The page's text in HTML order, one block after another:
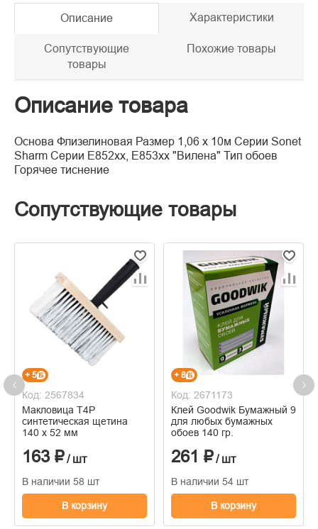
Описание Характеристики
Сопутствующие
товары
Похожие товары
Описание товара
Основа Флизелиновая Размер 1,06 х 10м Серии Sonet
Sharm Серии Е852xx, E853xx "Вилена" Тип обоев
Горячее тиснение
Сопутствующие товары
+ 5
Код: 2567834
Макловица Т4Р
синтетическая щетина
140 х 52 мм
163 ₽/ шт
В наличии 58 шт
В корзину
+ 8
Код: 2671173
Клей Goodwik Бумажный 9
для любых бумажных
обоев 140 гр.
261 ₽/ шт
В наличии 54 шт
В корзину